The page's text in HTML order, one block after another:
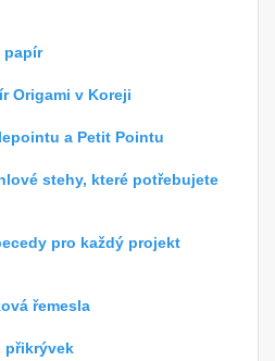
papír
Origami v Koreji
a Petit Pointu
stehy, které potřebujete
pro každý projekt
řemesla
přikrývek